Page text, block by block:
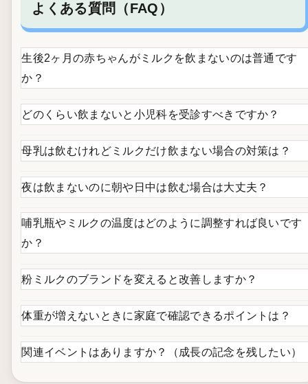
よくある質問（FAQ）
生後2ヶ月の赤ちゃんがミルクを飲まないのは普通です
か？
どのくらい飲まないと小児科を受診すべきですか？
母乳は飲むけれどミルクだけ飲まない場合の対策は？
夜は飲まないのに朝や日中は飲む場合は大丈夫？
哺乳瓶やミルクの温度はどのように調整すれば良いです
か？
粉ミルクのブランドを変えると改善しますか？
体重が増えないときに家庭で確認できるポイントは？
関連イベントはありますか？（成長の記念を残したい）